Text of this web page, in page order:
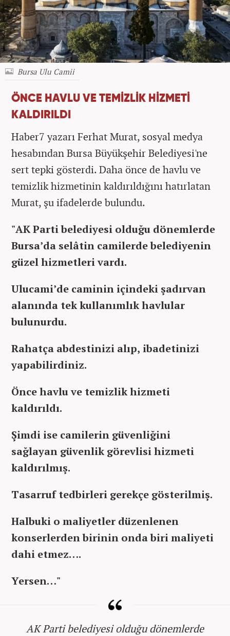
Bursa Ulu Camii
ÖNCE HAVLU VE TEMİZLİK HİZMETİ
KALDIRILDI
Haber7 yazarı Ferhat Murat, sosyal medya
hesabından Bursa Büyükşehir Belediyesi'ne
sert tepki gösterdi. Daha önce de havlu ve
temizlik hizmetinin kaldırıldığını hatırlatan
Murat, şu ifadelerde bulundu.
"AK Parti belediyesi olduğu dönemlerde
Bursa’da selâtin camilerde belediyenin
güzel hizmetleri vardı.
Ulucami’de caminin içindeki şadırvan
alanında tek kullanımlık havlular
bulunurdu.
Rahatça abdestinizi alıp, ibadetinizi
yapabilirdiniz.
Önce havlu ve temizlik hizmeti
kaldırıldı.
Şimdi ise camilerin güvenliğini
sağlayan güvenlik görevlisi hizmeti
kaldırılmış.
Tasarruf tedbirleri gerekçe gösterilmiş.
Halbuki o maliyetler düzenlenen
konserlerden birinin onda biri maliyeti
dahi etmez….
Yersen…"
AK Parti belediyesi olduğu dönemlerde